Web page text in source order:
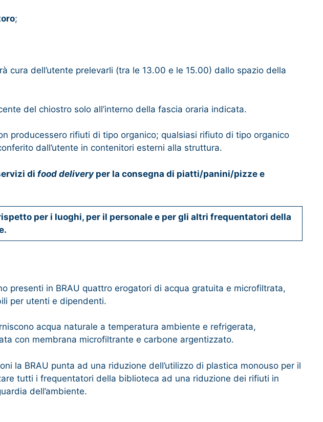
;
dell’utente prelevarli (tra le 13.00 e le 15.00) dallo spazio della
del chiostro solo all’interno della fascia oraria indicata.
rifiuti di tipo organico; qualsiasi rifiuto di tipo organico
dall’utente in contenitori esterni alla struttura.
di food deliveryper la consegna di piatti/panini/pizze e
per i luoghi, per il personale e per gli altri frequentatori della
presenti in BRAU quattro erogatori di acqua gratuita e microfiltrata,
per utenti e dipendenti.
acqua naturale a temperatura ambiente e refrigerata,
con membrana microfiltrante e carbone argentizzato.
la BRAU punta ad una riduzione dell’utilizzo di plastica monouso per il
tutti i frequentatori della biblioteca ad una riduzione dei rifiuti in
dell’ambiente.